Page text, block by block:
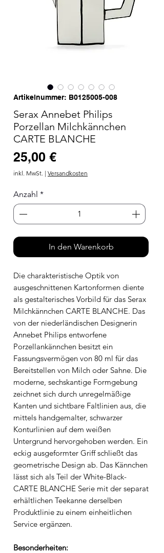
Artikelnummer: B0125005-008
Serax Annebet Philips
Porzellan Milchkännchen
CARTE BLANCHE
25,00 €Preis
inkl. MwSt. | Versandkosten
Anzahl *
In den Warenkorb
Die charakteristische Optik von
ausgeschnittenen Kartonformen diente
als gestalterisches Vorbild für das Serax
Milchkännchen CARTE BLANCHE. Das
von der niederländischen Designerin
Annebet Philips entworfene
Porzellankännchen besitzt ein
Fassungsvermögen von 80 ml für das
Bereitstellen von Milch oder Sahne. Die
moderne, sechskantige Formgebung
zeichnet sich durch unregelmäßige
Kanten und sichtbare Faltlinien aus, die
mittels handgemalter, schwarzer
Konturlinien auf dem weißen
Untergrund hervorgehoben werden. Ein
eckig ausgeformter Griff schließt das
geometrische Design ab. Das Kännchen
lässt sich als Teil der White-Black-
CARTE BLANCHE Serie mit der separat
erhältlichen Teekanne derselben
Produktlinie zu einem einheitlichen
Service ergänzen.
Besonderheiten: